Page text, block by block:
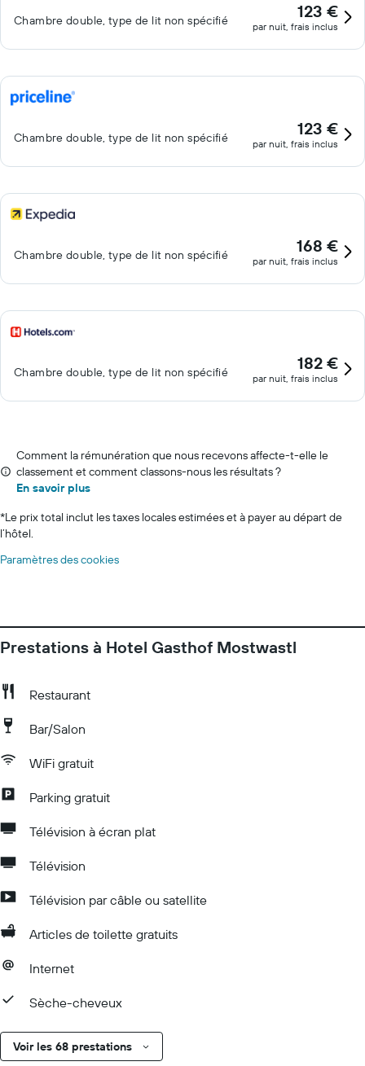
Chambre double, type de lit non spécifié 123 €
par nuit, frais inclus
Chambre double, type de lit non spécifié 123 €
par nuit, frais inclus
Chambre double, type de lit non spécifié 168 €
par nuit, frais inclus
Chambre double, type de lit non spécifié 182 €
par nuit, frais inclus
Comment la rémunération que nous recevons affecte-t-elle le
classement et comment classons-nous les résultats ?
En savoir plus
*Le prix total inclut les taxes locales estimées et à payer au départ de
l’hôtel.
Paramètres des cookies
Prestations à Hotel Gasthof Mostwastl
Restaurant
Bar/Salon
WiFi gratuit
Parking gratuit
Télévision à écran plat
Télévision
Télévision par câble ou satellite
Articles de toilette gratuits
Internet
Sèche-cheveux
Voir les 68 prestations